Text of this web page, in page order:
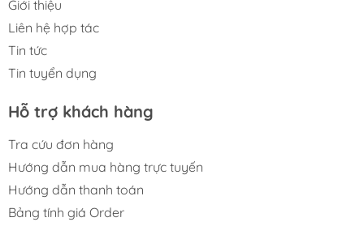
Giới thiệu
Liên hệ hợp tác
Tin tức
Tin tuyển dụng
Hỗ trợ khách hàng
Tra cứu đơn hàng
Hướng dẫn mua hàng trực tuyến
Hướng dẫn thanh toán
Bảng tính giá Order